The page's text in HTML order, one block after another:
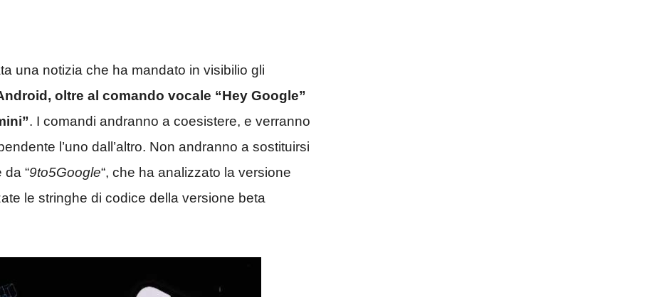
una notizia che ha mandato in visibilio gli
oltre al comando vocale “Hey Google”
. I comandi andranno a coesistere, e verranno
l’uno dall’altro. Non andranno a sostituirsi
“9to5Google“, che ha analizzato la versione
le stringhe di codice della versione beta